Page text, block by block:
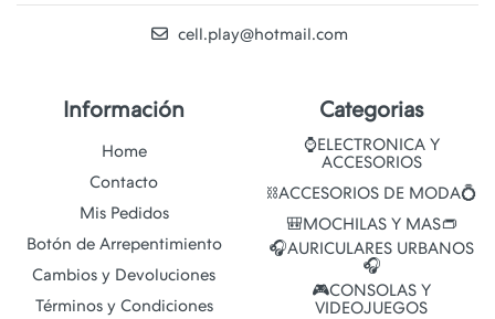
cell.play@hotmail.com
Información
Home
Contacto
Mis Pedidos
Botón de Arrepentimiento
Cambios y Devoluciones
Términos y Condiciones
Categorias
⌚ELECTRONICA Y
ACCESORIOS
⛓️ACCESORIOS DE MODA💍
🎒MOCHILAS Y MAS👝
🎧AURICULARES URBANOS
🎧
🎮CONSOLAS Y
VIDEOJUEGOS